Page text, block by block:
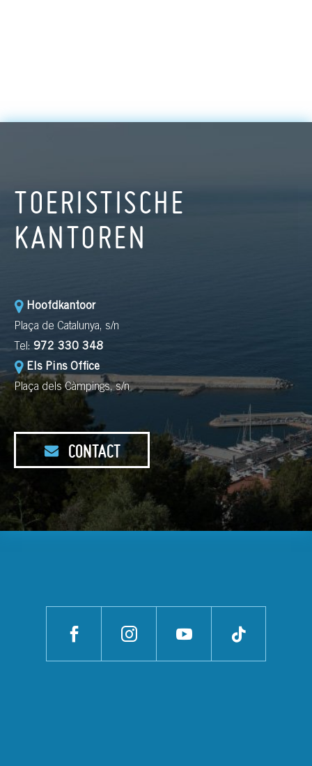
TOERISTISCHE
KANTOREN
Hoofdkantoor
Plaça de Catalunya, s/n
Tel: 972 330 348
Els Pins Office
Plaça dels Càmpings, s/n
CONTACT